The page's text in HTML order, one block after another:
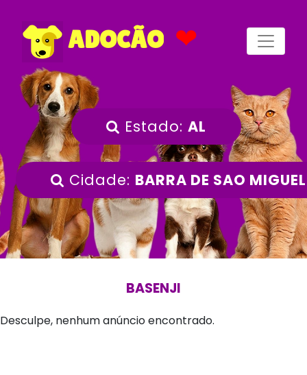
ADOCÃO ❤
Estado: AL
Cidade: BARRA DE SAO MIGUEL
BASENJI
Desculpe, nenhum anúncio encontrado.